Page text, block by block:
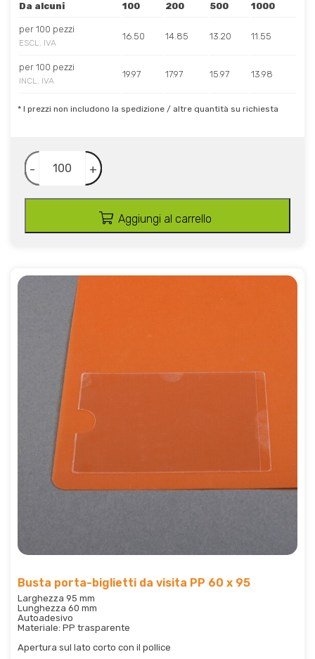
Da alcuni 100 200 500 1000
per 100 pezzi
ESCL. IVA
16.50 14.85 13.20 11.55
per 100 pezzi
INCL. IVA
19.97 17.97 15.97 13.98
* I prezzi non includono la spedizione / altre quantità su richiesta
- +
Aggiungi al carrello
Busta porta-biglietti da visita PP 60 x 95
Larghezza 95 mm
Lunghezza 60 mm
Autoadesivo
Materiale: PP trasparente
Apertura sul lato corto con il pollice